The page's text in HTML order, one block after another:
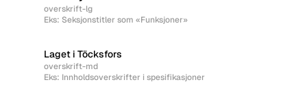
overskrift-lg
Eks: Seksjonstitler som «Funksjoner»
Laget i Töcksfors
overskrift-md
Eks: Innholdsoverskrifter i spesifikasjoner